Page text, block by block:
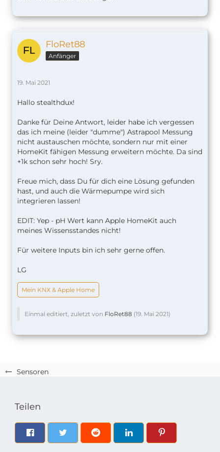
Sensoren
FloRet88
Anfänger
19. Mai 2021
Hallo stealthdux!
Danke für Deine Antwort, leider habe ich vergessen
das ich meine (leider "dumme") Astrapool Messung
nicht austauschen möchte, sondern nur mit einer
HomeKit fähigen Messung erweitern möchte. Da sind
+1k schon sehr hoch! Sry.
Freue mich, dass Du für dich eine Lösung gefunden
hast, und auch die Wärmepumpe wird sich
integrieren lassen!
EDIT: Yep - pH Wert kann Apple HomeKit auch
meines Wissensstandes nicht!
Für weitere Inputs bin ich sehr gerne offen.
LG
Mein KNX & Apple Home
Einmal editiert, zuletzt von FloRet88 (19. Mai 2021)
Teilen